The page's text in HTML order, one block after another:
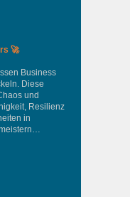
🚀
Business
Diese
und
Resilienz
in